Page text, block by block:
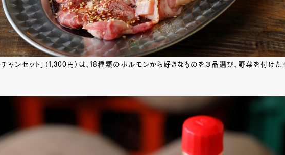
チャンセット」（1,300円）は、18種類のホルモンから好きなものを３品選び、野菜を付けた